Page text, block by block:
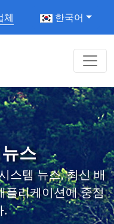
체 한국어
스
스템 뉴스, 최신 배
플리케이션에 중점
.